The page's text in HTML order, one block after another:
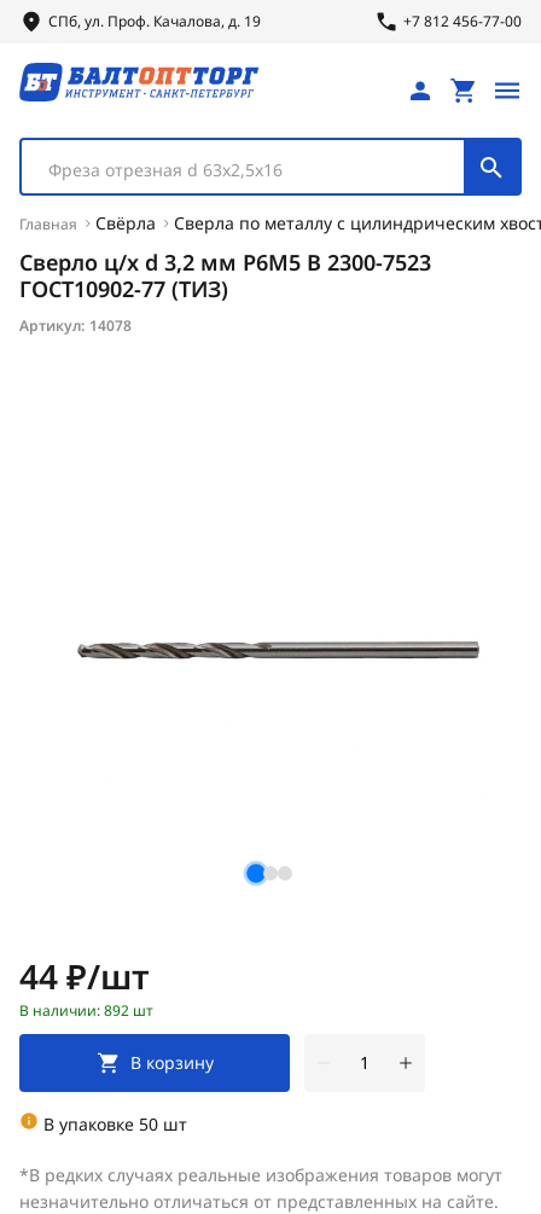
СПб, ул. Проф. Качалова, д. 19 +7 812 456-77-00
Фреза отрезная d 63х2,5х16
Главная Свёрла Сверла по металлу с цилиндрическим
Сверло ц/х d 3,2 мм Р6М5 В 2300-7523
ГОСТ10902-77 (ТИЗ)
Артикул: 14078
Цена:
44 ₽/шт
В наличии: 892 шт
В корзину
В упаковке 50 шт
*В редких случаях реальные изображения товаров могут
незначительно отличаться от представленных на сайте.